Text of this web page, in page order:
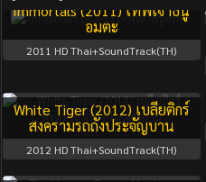
Immortals (2011) เทพเจ้าธนู
อมตะ
2011 HD Thai+SoundTrack(TH)
White Tiger (2012) เบลียติกร์
สงครามรถถังประจัญบาน
2012 HD Thai+SoundTrack(TH)